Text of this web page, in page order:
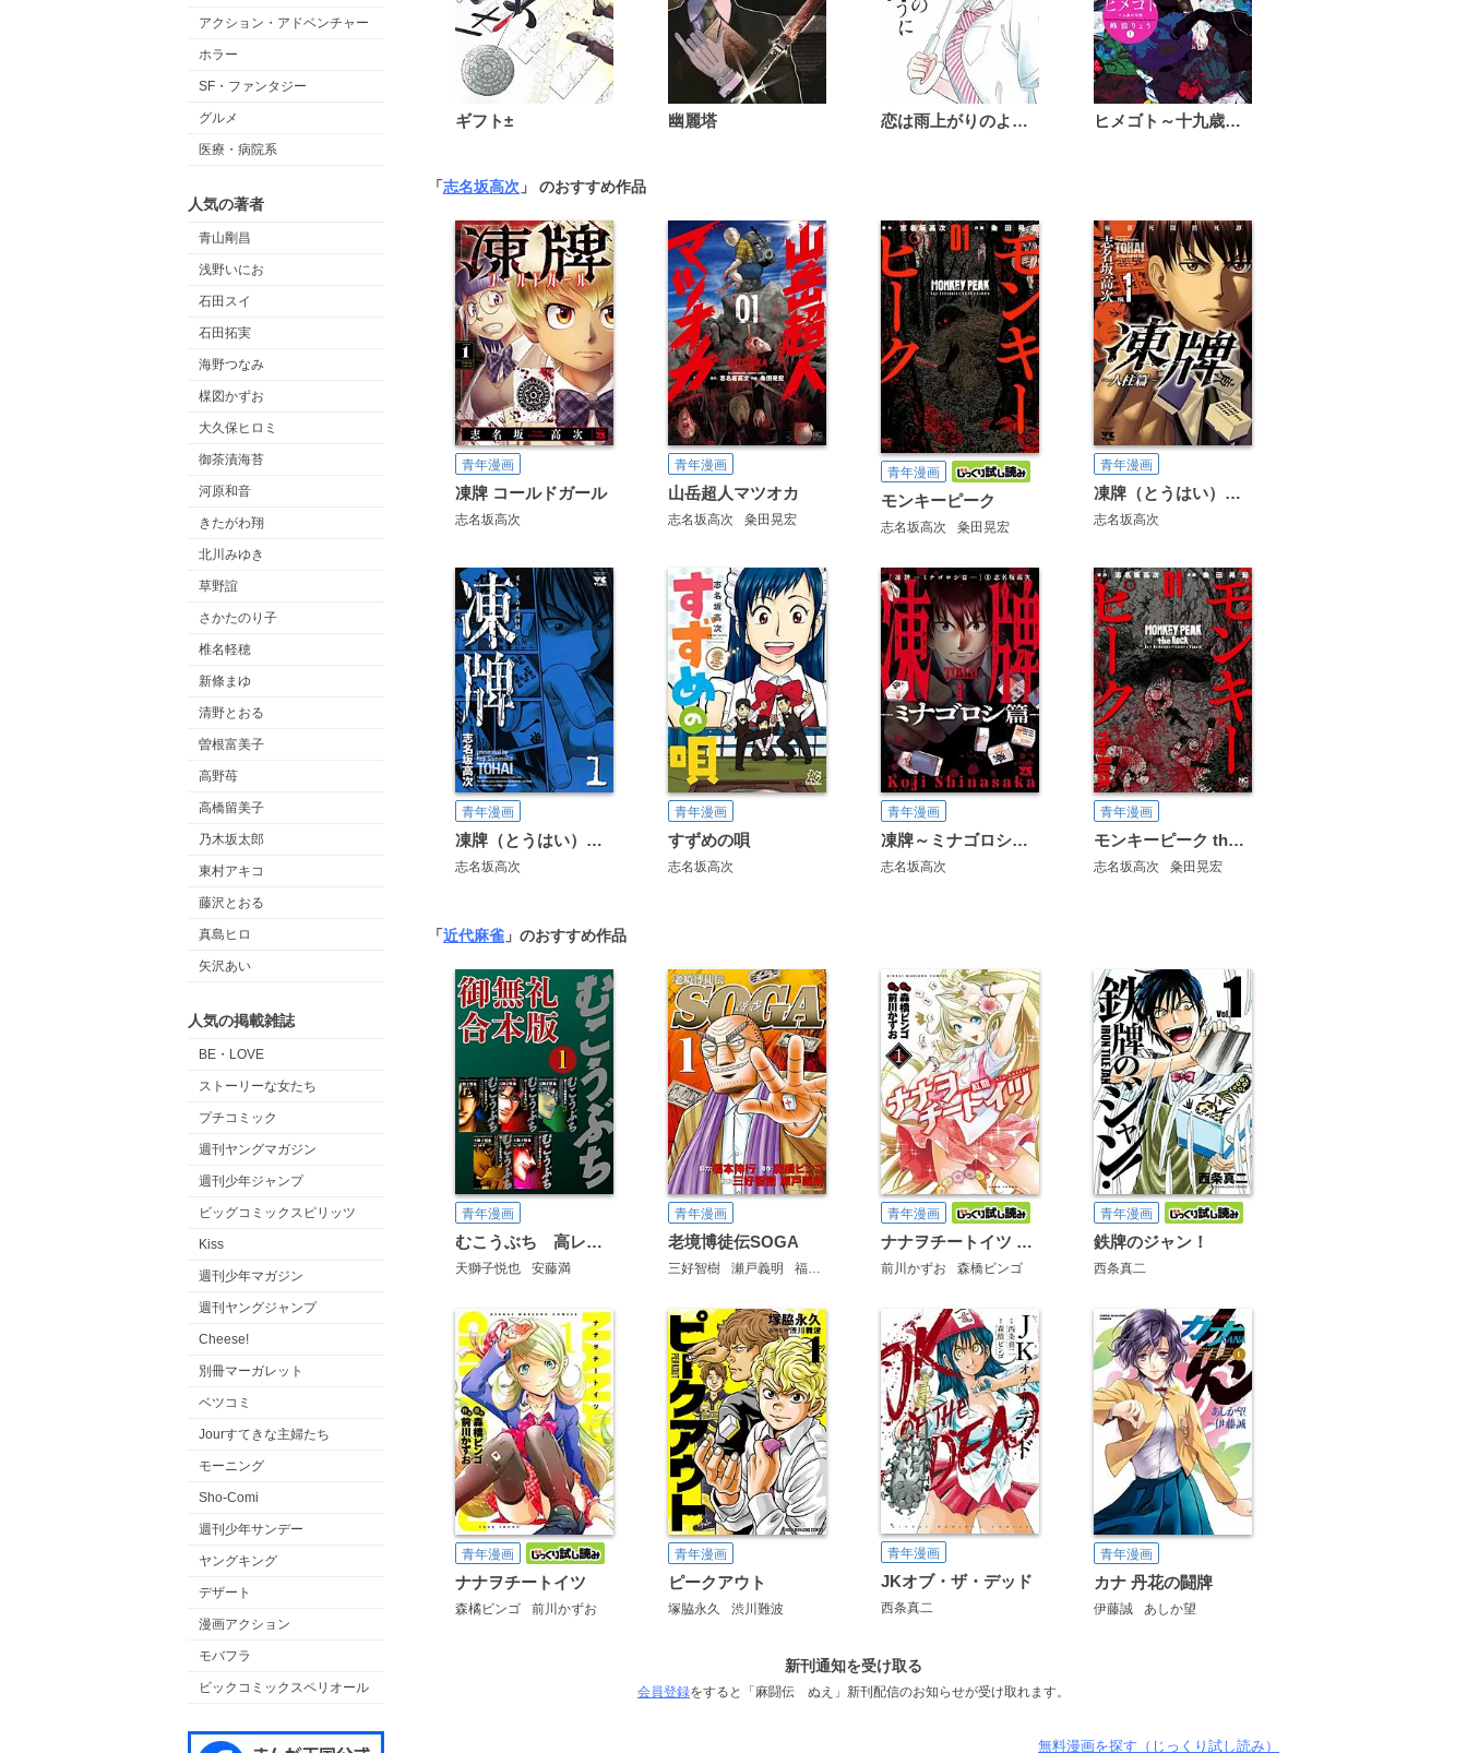
アクション・アドベンチャー
ホラー
SF・ファンタジー
グルメ
医療・病院系
人気の著者
青山剛昌
浅野いにお
石田スイ
石田拓実
海野つなみ
楳図かずお
大久保ヒロミ
御茶漬海苔
河原和音
きたがわ翔
北川みゆき
草野誼
さかたのり子
椎名軽穂
新條まゆ
清野とおる
曽根富美子
高野苺
高橋留美子
乃木坂太郎
東村アキコ
藤沢とおる
真島ヒロ
矢沢あい
人気の掲載雑誌
BE・LOVE
ストーリーな女たち
プチコミック
週刊ヤングマガジン
週刊少年ジャンプ
ビッグコミックスピリッツ
Kiss
週刊少年マガジン
週刊ヤングジャンプ
Cheese!
別冊マーガレット
ベツコミ
Jourすてきな主婦たち
モーニング
Sho-Comi
週刊少年サンデー
ヤングキング
デザート
漫画アクション
モバフラ
ビックコミックスペリオール
ギフト± 幽麗塔 恋は雨上がりのように ヒメゴト～十九歳の制服～
「志名坂高次 」 のおすすめ作品
青年漫画
凍牌 コールドガール
志名坂高次
青年漫画
山岳超人マツオカ
志名坂高次 粂田晃宏
青年漫画
モンキーピーク
志名坂高次 粂田晃宏
青年漫画
凍牌（とうはい）～人柱篇～
志名坂高次
青年漫画
凍牌（とうはい）―裏レート麻雀闘牌録―
志名坂高次
青年漫画
すずめの唄
志名坂高次
青年漫画
凍牌～ミナゴロシ篇～
志名坂高次
青年漫画
モンキーピーク the Rock
志名坂高次 粂田晃宏
「近代麻雀 」のおすすめ作品
青年漫画
むこうぶち 高レート裏麻雀列伝【御無礼合本版】
天獅子悦也 安藤満
青年漫画
老境博徒伝SOGA
三好智樹 瀬戸義明 福本伸行 T.I.Corp.
青年漫画
ナナヲチートイツ 紅龍
前川かずお 森橋ビンゴ
青年漫画
鉄牌のジャン！
西条真二
青年漫画
ナナヲチートイツ
森橘ビンゴ 前川かずお
青年漫画
ピークアウト
塚脇永久 渋川難波
青年漫画
JKオブ・ザ・デッド
西条真二
青年漫画
カナ 丹花の闘牌
伊藤誠 あしか望
新刊通知を受け取る
会員登録をすると「麻闘伝 ぬえ」新刊配信のお知らせが受け取れます。
無料漫画を探す（じっくり試し読み）